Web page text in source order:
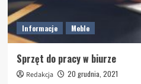
Informacje Meble
Sprzęt do pracy w biurze
Redakcja
20 grudnia, 2021